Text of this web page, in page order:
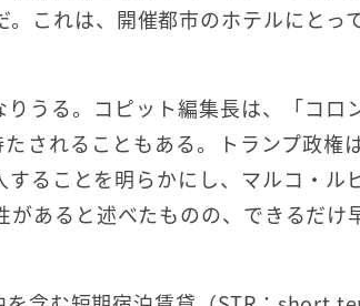
これは、開催都市のホテルにとっ
うる。コピット編集長は、「コロ
されることもある。トランプ政権
ることを明らかにし、マルコ・ル
あると述べたものの、できるだけ